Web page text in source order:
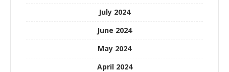
July 2024
June 2024
May 2024
April 2024